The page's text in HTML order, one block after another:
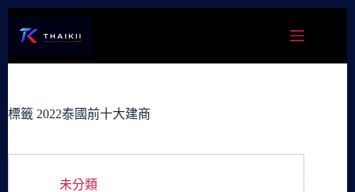
容
標籤 2022泰國前十大建商
未分類